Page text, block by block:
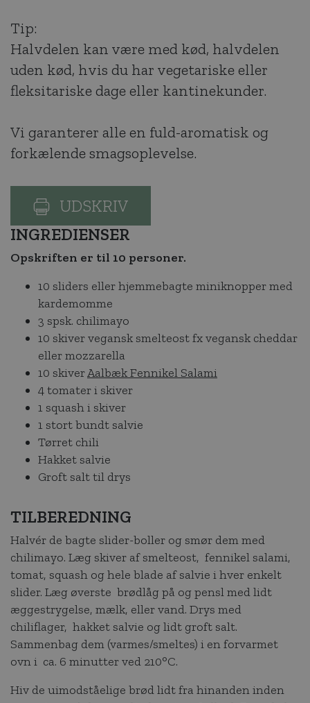
Tip:
Halvdelen kan være med kød, halvdelen
uden kød, hvis du har vegetariske eller
fleksitariske dage eller kantinekunder.
Vi garanterer alle en fuld-aromatisk og
forkælende smagsoplevelse.
UDSKRIV
INGREDIENSER
Opskriften er til 10 personer.
10 sliders eller hjemmebagte miniknopper med
kardemomme
3 spsk. chilimayo
10 skiver vegansk smelteost fx vegansk cheddar
eller mozzarella
10 skiverAalbæk Fennikel Salami
4 tomater i skiver
1 squash i skiver
1 stort bundt salvie
Tørret chili
Hakket salvie
Groft salt til drys
TILBEREDNING
Halvér de bagte slider-boller og smør dem med
chilimayo. Læg skiver af smelteost, fennikel salami,
tomat, squash og hele blade af salvie i hver enkelt
slider. Læg øverste brødlåg på og pensl med lidt
æggestrygelse, mælk, eller vand. Drys med
chiliflager, hakket salvie og lidt groft salt.
Sammenbag dem (varmes/smeltes) i en forvarmet
ovn i ca. 6 minutter ved 210°C.
Hiv de uimodståelige brød lidt fra hinanden inden